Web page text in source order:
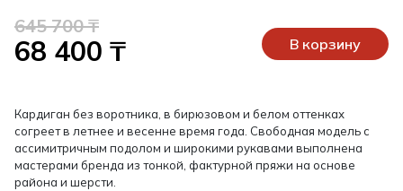
645 700 ₸
68 400 ₸ В корзину
Кардиган без воротника, в бирюзовом и белом оттенках
согреет в летнее и весенне время года. Свободная модель с
ассимитричным подолом и широкими рукавами выполнена
мастерами бренда из тонкой, фактурной пряжи на основе
района и шерсти.